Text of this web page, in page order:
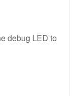
debug LED to